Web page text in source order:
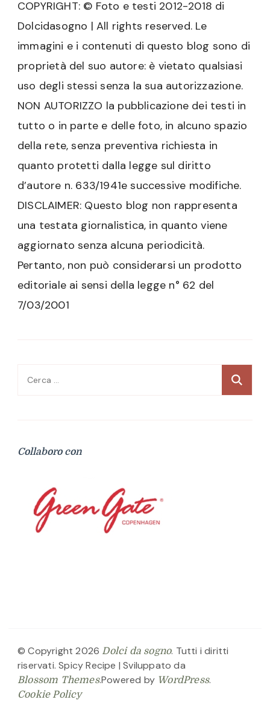
COPYRIGHT: © Foto e testi 2012-2018 di
Dolcidasogno | All rights reserved. Le
immagini e i contenuti di questo blog sono di
proprietà del suo autore: è vietato qualsiasi
uso degli stessi senza la sua autorizzazione.
NON AUTORIZZO la pubblicazione dei testi in
tutto o in parte e delle foto, in alcuno spazio
della rete, senza preventiva richiesta in
quanto protetti dalla legge sul diritto
d’autore n. 633/1941e successive modifiche.
DISCLAIMER: Questo blog non rappresenta
una testata giornalistica, in quanto viene
aggiornato senza alcuna periodicità.
Pertanto, non può considerarsi un prodotto
editoriale ai sensi della legge n° 62 del
7/03/2001
Ricerca
Collaboro con
© Copyright 2026 Dolci da sogno. Tutti i diritti
riservati. Spicy Recipe | Sviluppato da
Blossom Themes.Powered by WordPress.
Cookie Policy